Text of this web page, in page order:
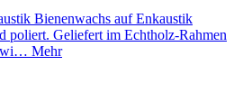
Bienenwachs auf Enkaustik
poliert. Geliefert im Echtholz-Rahmen
wi… Mehr